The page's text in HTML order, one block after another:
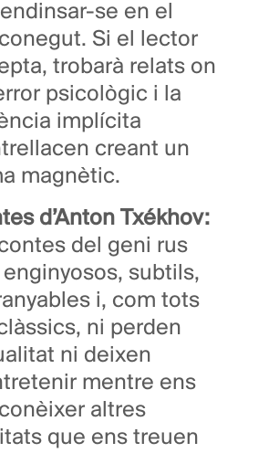
se en el
Si el lector
trobarà relats on
psicològic i la
implícita
creant un
magnètic.
d’Anton Txékhov:
del geni rus
subtils,
i, com tots
ni perden
ni deixen
mentre ens
altres
que ens treuen